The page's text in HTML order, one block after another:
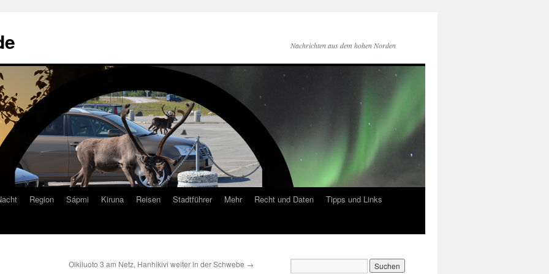
Nachrichten aus dem hohen Norden
Region Sápmi Kiruna Reisen Stadtführer Mehr Recht und Daten
Tipps und Links
Olkiluoto 3 am Netz, Hanhikivi weiter in der Schwebe →